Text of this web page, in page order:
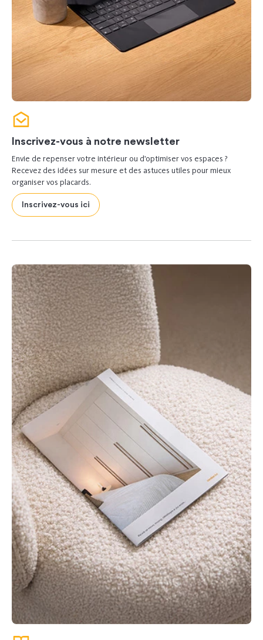
Inscrivez-vous à notre newsletter
Envie de repenser votre intérieur ou d’optimiser vos espaces ?
Recevez des idées sur mesure et des astuces utiles pour mieux
organiser vos placards.
Inscrivez-vous ici